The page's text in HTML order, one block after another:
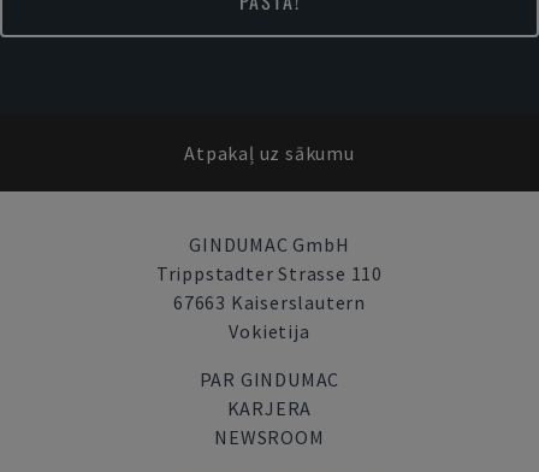
Atpakaļ uz sākumu
GINDUMAC GmbH
Trippstadter Strasse 110
67663 Kaiserslautern
Vokietija
PAR GINDUMAC
KARJERA
NEWSROOM